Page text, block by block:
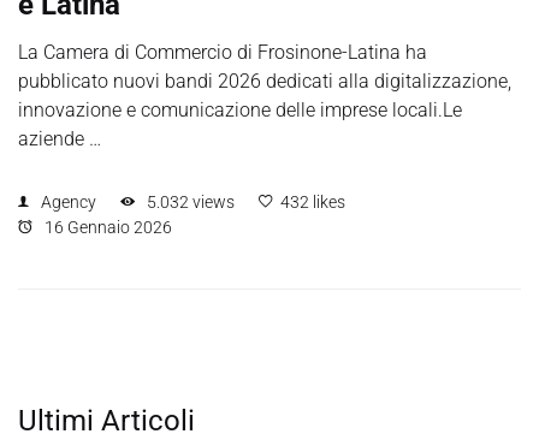
La Camera di Commercio di Frosinone-Latina ha
pubblicato nuovi bandi 2026 dedicati alla digitalizzazione,
innovazione e comunicazione delle imprese locali.Le
aziende …
Agency 5.032 views
432 likes
16 Gennaio 2026
Ultimi Articoli